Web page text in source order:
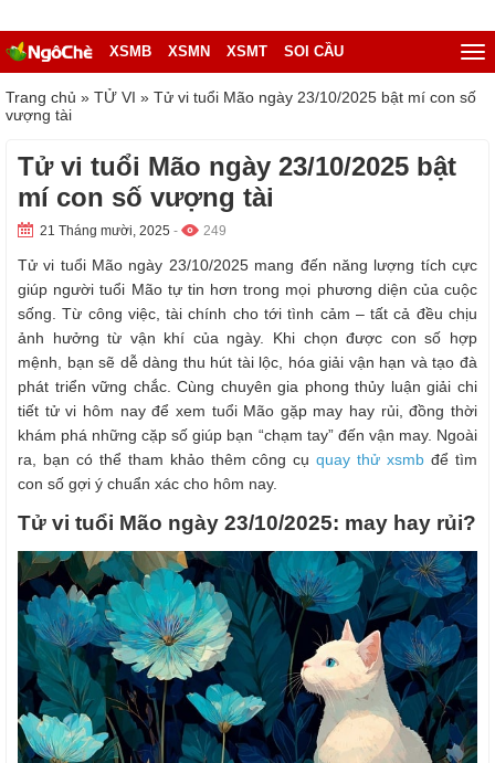
XSMB XSMN XSMT SOI CẦU
Trang chủ » TỬ VI » Tử vi tuổi Mão ngày 23/10/2025 bật mí con số
vượng tài
Tử vi tuổi Mão ngày 23/10/2025 bật
mí con số vượng tài
21 Tháng mười, 2025 - 249
Tử vi tuổi Mão ngày 23/10/2025 mang đến năng lượng tích cực
giúp người tuổi Mão tự tin hơn trong mọi phương diện của cuộc
sống. Từ công việc, tài chính cho tới tình cảm – tất cả đều chịu
ảnh hưởng từ vận khí của ngày. Khi chọn được con số hợp
mệnh, bạn sẽ dễ dàng thu hút tài lộc, hóa giải vận hạn và tạo đà
phát triển vững chắc. Cùng chuyên gia phong thủy luận giải chi
tiết tử vi hôm nay để xem tuổi Mão gặp may hay rủi, đồng thời
khám phá những cặp số giúp bạn “chạm tay” đến vận may. Ngoài
ra, bạn có thể tham khảo thêm công cụquay thử xsmb để tìm
con số gợi ý chuẩn xác cho hôm nay.
Tử vi tuổi Mão ngày 23/10/2025: may hay rủi?